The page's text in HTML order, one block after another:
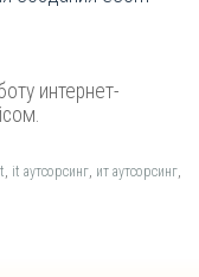
интернет-
, it аутсорсинг, ит аутсорсинг,